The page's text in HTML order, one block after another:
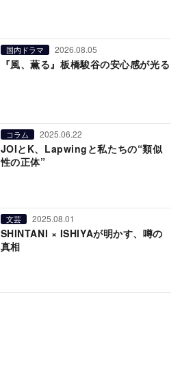
国内ドラマ 2026.08.05
『風、薫る』板橋駿谷の安心感が光る
コラム 2025.06.22
JOIとK、Lapwingと私たちの“類似
性の正体”
文芸 2025.08.01
SHINTANI × ISHIYAが明かす、噂の
真相